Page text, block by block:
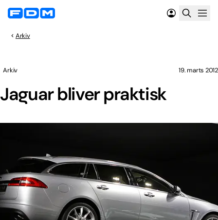
Arkiv
Jaguar bliver praktisk
Arkiv 19. marts 2012